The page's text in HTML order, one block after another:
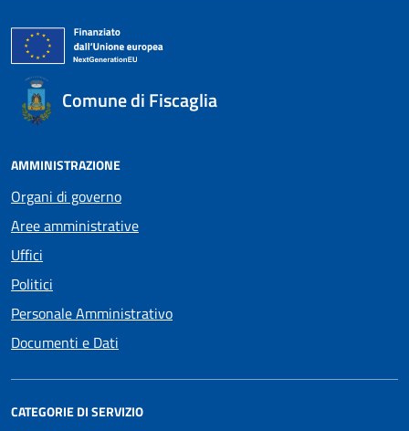
Comune di Fiscaglia
AMMINISTRAZIONE
Organi di governo
Aree amministrative
Uffici
Politici
Personale Amministrativo
Documenti e Dati
CATEGORIE DI SERVIZIO